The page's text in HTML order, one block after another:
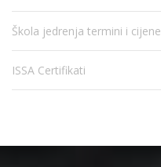
Škola jedrenja termini i cijene
ISSA Certifikati